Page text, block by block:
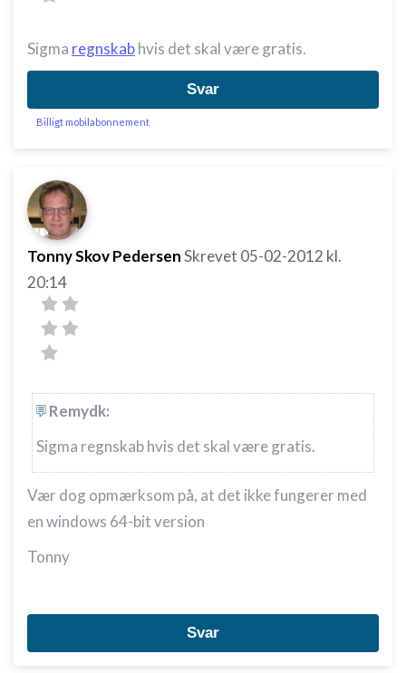
Sigma regnskabhvis det skal være gratis.
Svar
Billigt mobilabonnement
Tonny Skov PedersenSkrevet 05-02-2012 kl.
20:14
Remydk:
Sigma regnskab hvis det skal være gratis.
Vær dog opmærksom på, at det ikke fungerer med
en windows 64-bit version
Tonny
Svar
Forstå målgrupper gennem statistikker eller
kombinationer af oplysninger fra forskellige
Udvikle og forbedre tjenester
indhold
IAB Special Features:
Bruge præcise geografiske
placeringsoplysninger
Identificere enheder baseret på aktivt
anmodede oplysninger
Ikke-IAB-behandlingsformål:
Nødvendig
Ydeevne
Funktionel
Annoncering / marketing